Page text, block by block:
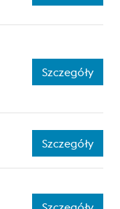
Szczegóły
Szczegóły